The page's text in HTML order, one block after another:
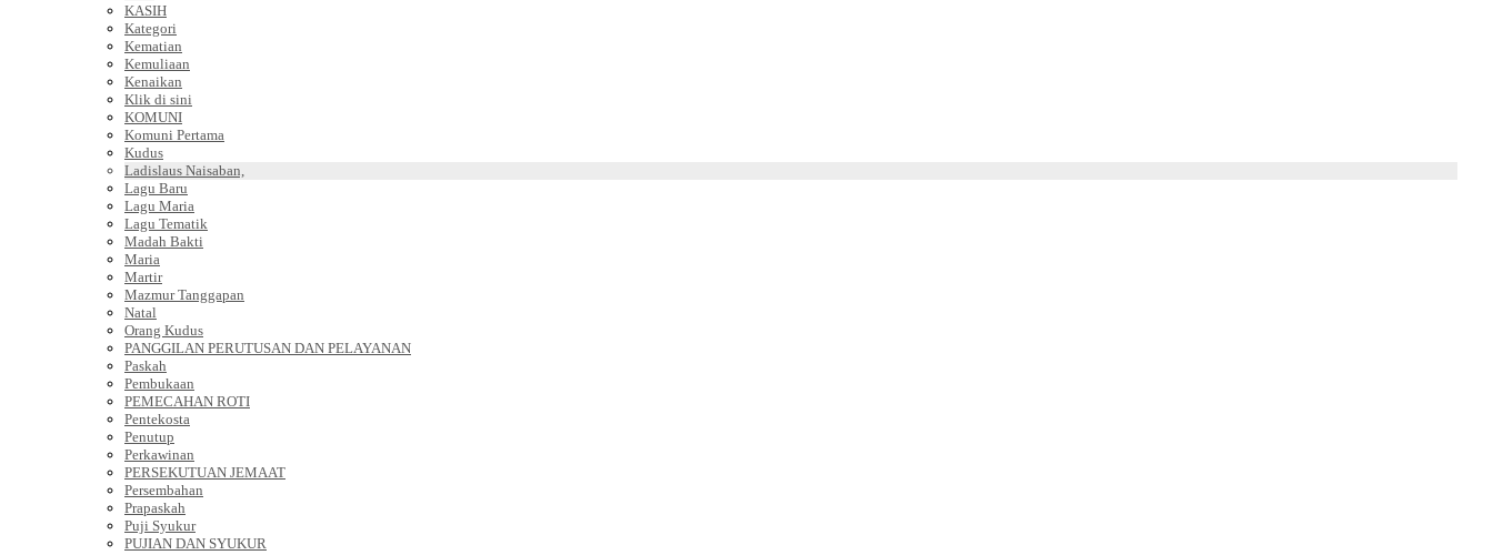
KASIH
Kategori
Kematian
Kemuliaan
Kenaikan
Klik di sini
KOMUNI
Komuni Pertama
Kudus
Ladislaus Naisaban,
Lagu Baru
Lagu Maria
Lagu Tematik
Madah Bakti
Maria
Martir
Mazmur Tanggapan
Natal
Orang Kudus
PANGGILAN PERUTUSAN DAN PELAYANAN
Paskah
Pembukaan
PEMECAHAN ROTI
Pentekosta
Penutup
Perkawinan
PERSEKUTUAN JEMAAT
Persembahan
Prapaskah
Puji Syukur
PUJIAN DAN SYUKUR